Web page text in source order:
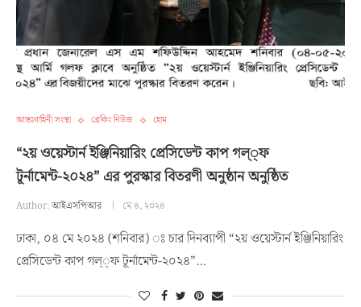
আন্তঃবাহিনী সংস্থা ব্রেকিং নিউজ হোম
“২য় ওয়েস্টার্ন ইঞ্জিনিয়ারিং প্রেসিডেন্ট কাপ গল্্ফ
টূর্নামেন্ট-২০২৪” এর পুরস্কার বিতরণী অনুষ্ঠান অনুষ্ঠিত
Author:আইএসপিআর মে ৪, ২০২৪
ঢাকা, ০৪ মে ২০২৪ (শনিবার) ঃ চার দিনব্যাপী “২য় ওয়েস্টার্ন ইঞ্জিনিয়ারিং
প্রেসিডেন্ট কাপ গল্্ফ টূর্নামেন্ট-২০২৪”…